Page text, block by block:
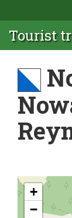
Tourist
+
−